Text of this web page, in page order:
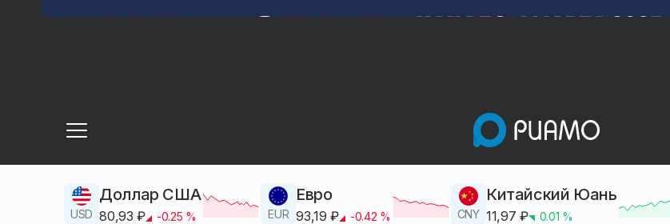
USD
Доллар США
80,93 ₽ -0.25 % EUR
Евро
93,19 ₽ -0.42 % CNY
Китайский Юань
11,97 ₽ 0.01 %